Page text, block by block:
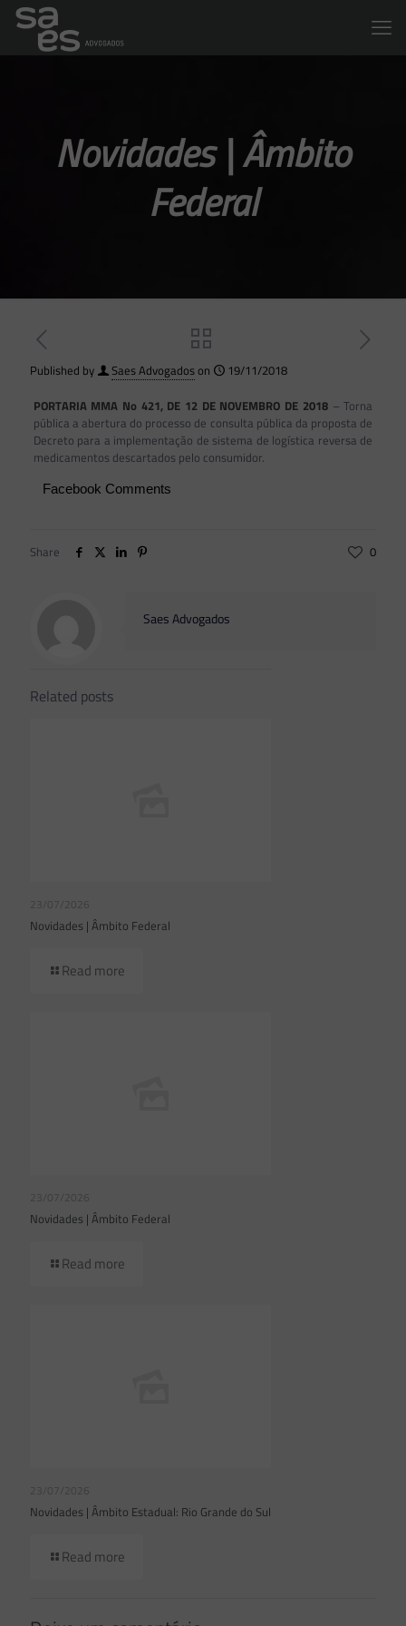
Novidades | Âmbito
Federal
Published by Saes Advogadoson
19/11/2018
PORTARIA MMA No 421, DE 12 DE NOVEMBRO DE 2018– Torna
pública a abertura do processo de consulta pública da proposta de
Decreto para a implementação de sistema de logística reversa de
medicamentos descartados pelo consumidor.
Facebook Comments
Share 0
Saes Advogados
Related posts
23/07/2026
Novidades | Âmbito Federal
Read more
23/07/2026
Novidades | Âmbito Federal
Read more
23/07/2026
Novidades | Âmbito Estadual: Rio Grande do Sul
Read more